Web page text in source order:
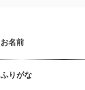
お名前
ふりがな